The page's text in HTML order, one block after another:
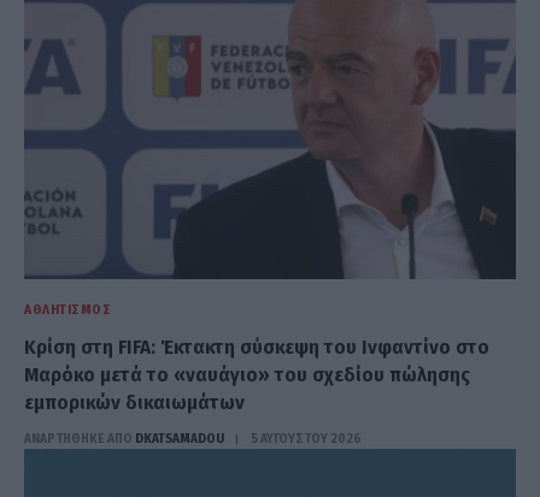
ΑΘΛΗΤΙΣΜΌΣ
Κρίση στη FIFA: Έκτακτη σύσκεψη του Ινφαντίνο στο
Μαρόκο μετά το «ναυάγιο» του σχεδίου πώλησης
εμπορικών δικαιωμάτων
ΑΝΑΡΤΗΘΗΚΕ ΑΠΟ DKATSAMADOU 5 ΑΥΓΟΎΣΤΟΥ 2026